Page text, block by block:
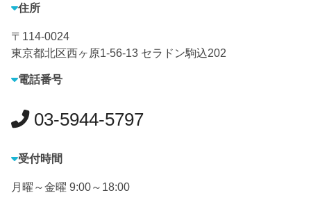
住所
〒114-0024
東京都北区西ヶ原1-56-13 セラドン駒込202
電話番号
03-5944-5797
受付時間
月曜～金曜 9:00～18:00